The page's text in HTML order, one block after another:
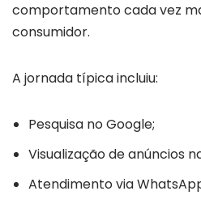
comportamento cada vez
consumidor.
A jornada típica incluiu:
Pesquisa no Google;
Visualização de anúncios
Atendimento via